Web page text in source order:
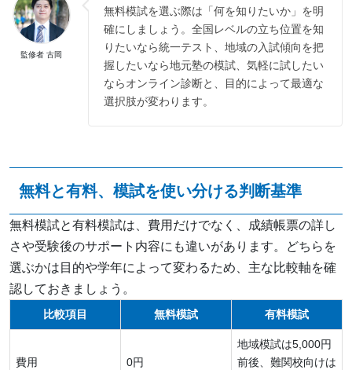
監修者 古岡
無料模試を選ぶ際は「何を知りたいか」を明
確にしましょう。全国レベルの立ち位置を知
りたいなら統一テスト、地域の入試傾向を把
握したいなら地元塾の模試、気軽に試したい
ならオンライン診断と、目的によって最適な
選択肢が変わります。
無料と有料、模試を使い分ける判断基準
無料模試と有料模試は、費用だけでなく、成績帳票の詳し
さや受験後のサポート内容にも違いがあります。どちらを
選ぶかは目的や学年によって変わるため、主な比較軸を確
認しておきましょう。
比較項目 無料模試 有料模試
費用 0円
地域模試は5,000円
前後、難関校向けは